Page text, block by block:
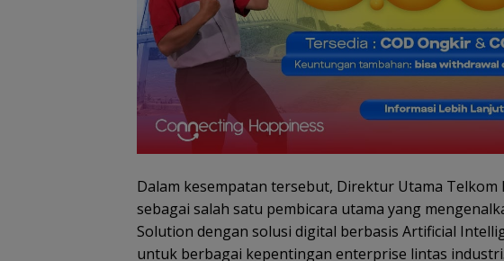
Dalam kesempatan tersebut, Direktur Utama Telkom
sebagai salah satu pembicara utama yang
Solution dengan solusi digital berbasis Artificial
untuk berbagai kepentingan enterprise lintas industri.